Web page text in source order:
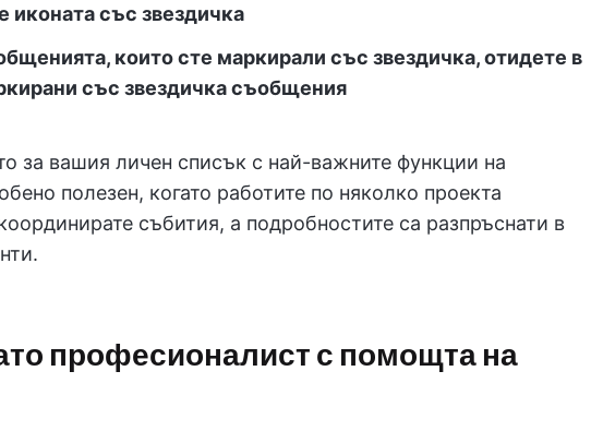
иконата със звездичка
които сте маркирали със звездичка, отидете в
със звездичка съобщения
за вашия личен списък с най-важните функции на
полезен, когато работите по няколко проекта
събития, а подробностите са разпръснати в
професионалист с помощта на